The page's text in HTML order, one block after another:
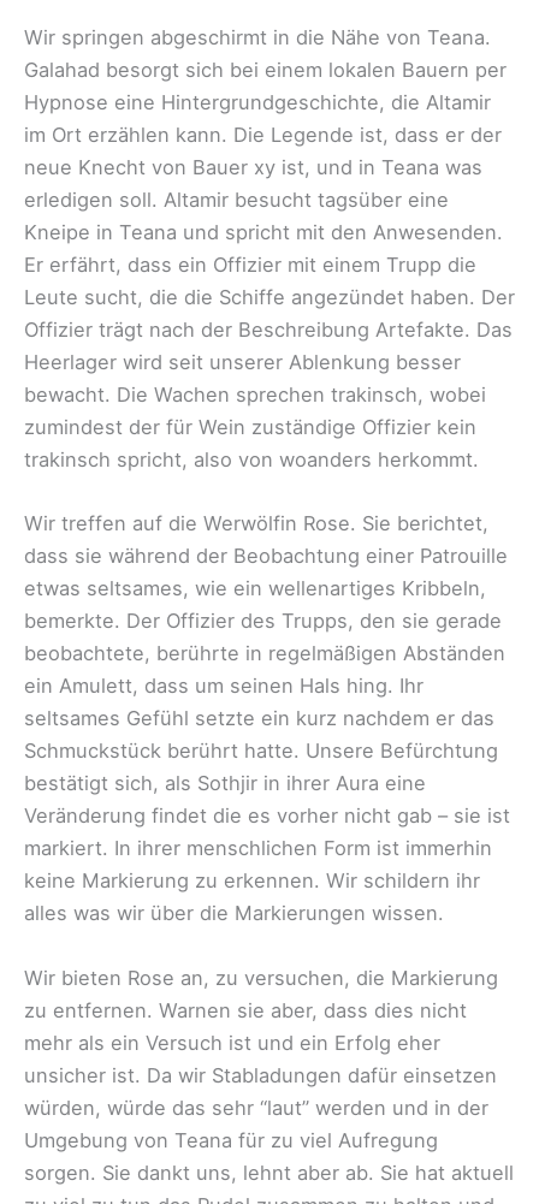
Wir springen abgeschirmt in die Nähe von Teana.
Galahad besorgt sich bei einem lokalen Bauern per
Hypnose eine Hintergrundgeschichte, die Altamir
im Ort erzählen kann. Die Legende ist, dass er der
neue Knecht von Bauer xy ist, und in Teana was
erledigen soll. Altamir besucht tagsüber eine
Kneipe in Teana und spricht mit den Anwesenden.
Er erfährt, dass ein Offizier mit einem Trupp die
Leute sucht, die die Schiffe angezündet haben. Der
Offizier trägt nach der Beschreibung Artefakte. Das
Heerlager wird seit unserer Ablenkung besser
bewacht. Die Wachen sprechen trakinsch, wobei
zumindest der für Wein zuständige Offizier kein
trakinsch spricht, also von woanders herkommt.
Wir treffen auf die Werwölfin Rose. Sie berichtet,
dass sie während der Beobachtung einer Patrouille
etwas seltsames, wie ein wellenartiges Kribbeln,
bemerkte. Der Offizier des Trupps, den sie gerade
beobachtete, berührte in regelmäßigen Abständen
ein Amulett, dass um seinen Hals hing. Ihr
seltsames Gefühl setzte ein kurz nachdem er das
Schmuckstück berührt hatte. Unsere Befürchtung
bestätigt sich, als Sothjir in ihrer Aura eine
Veränderung findet die es vorher nicht gab – sie ist
markiert. In ihrer menschlichen Form ist immerhin
keine Markierung zu erkennen. Wir schildern ihr
alles was wir über die Markierungen wissen.
Wir bieten Rose an, zu versuchen, die Markierung
zu entfernen. Warnen sie aber, dass dies nicht
mehr als ein Versuch ist und ein Erfolg eher
unsicher ist. Da wir Stabladungen dafür einsetzen
würden, würde das sehr “laut” werden und in der
Umgebung von Teana für zu viel Aufregung
sorgen. Sie dankt uns, lehnt aber ab. Sie hat aktuell